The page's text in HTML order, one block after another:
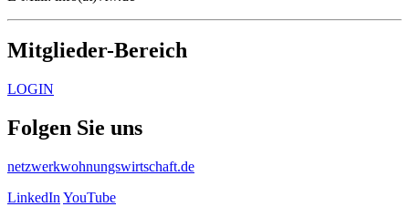
Mitglieder-Bereich
LOGIN
Folgen Sie uns
netzwerkwohnungswirtschaft.de
LinkedIn YouTube